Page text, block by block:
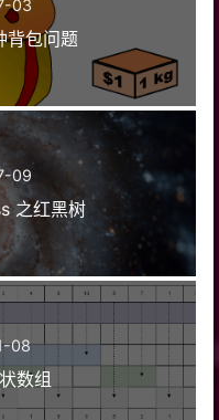
03
背包问题
09
之红黑树
08
数组